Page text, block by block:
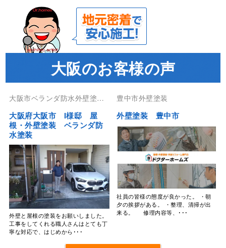
大阪のお客様の声
大阪市ベランダ防水外壁塗装
大阪府大阪市 I様邸 屋
根・外壁塗装 ベランダ防
水塗装
外壁と屋根の塗装をお願いしました。
工事をしてくれる職人さんはとても丁
寧な対応で、はじめから･･･
豊中市外壁塗装
外壁塗装 豊中市
社員の皆様の態度が良かった。 ・朝
夕の挨拶がある。 ・整理、清掃が出
来る。 修理内容等、･･･